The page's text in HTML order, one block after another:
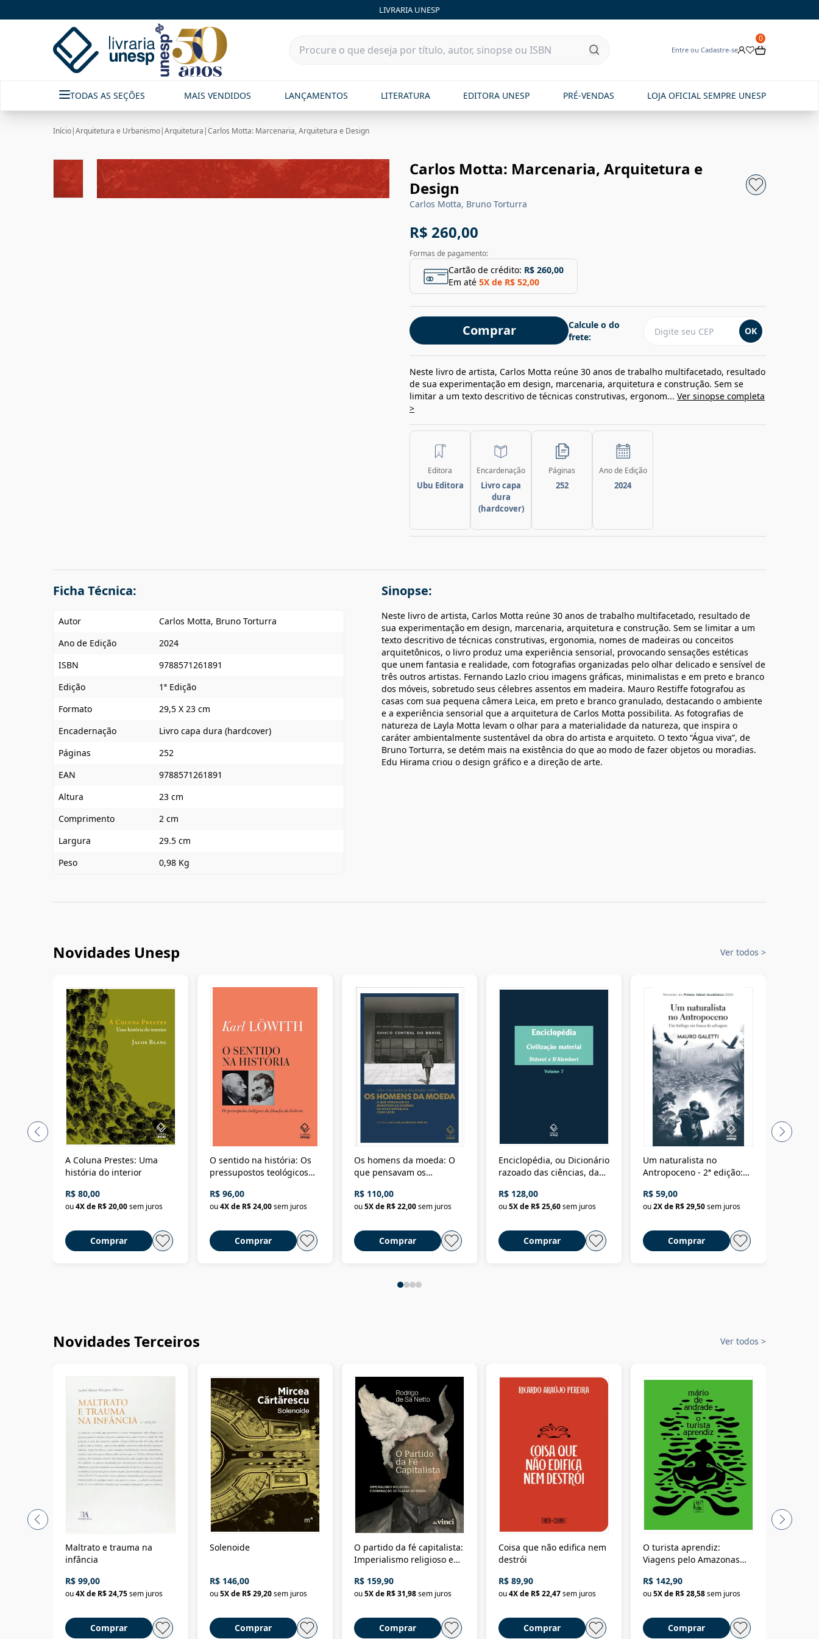
LIVRARIA UNESP
Entre ou Cadastre-se
0
TODAS AS SEÇÕES MAIS VENDIDOS LANÇAMENTOS LITERATURA EDITORA UNESP PRÉ-VENDAS LOJA OFICIAL SEMPRE UNESP
Início|Arquitetura e Urbanismo|Arquitetura |Carlos Motta: Marcenaria, Arquitetura e Design
Carlos Motta: Marcenaria, Arquitetura e
Design
Carlos Motta, Bruno Torturra
R$ 260,00
Formas de pagamento:
Cartão de crédito: R$ 260,00
Em até 5X de R$ 52,00
Comprar
Calcule o do
frete:
OK
Neste livro de artista, Carlos Motta reúne 30 anos de trabalho multifacetado, resultado
de sua experimentação em design, marcenaria, arquitetura e construção. Sem se
limitar a um texto descritivo de técnicas construtivas, ergonom... Ver sinopse completa
>
Editora
Ubu Editora
Encardenação
Livro capa
dura
(hardcover)
Páginas
252
Ano de Edição
2024
Ficha Técnica:
Autor
Carlos Motta, Bruno Torturra
Ano de Edição
2024
ISBN
9788571261891
Edição
1ª Edição
Formato
29,5 X 23 cm
Encadernação
Livro capa dura (hardcover)
Páginas
252
EAN
9788571261891
Altura
23 cm
Comprimento
2 cm
Largura
29.5 cm
Peso
0,98 Kg
Sinopse:
Neste livro de artista, Carlos Motta reúne 30 anos de trabalho multifacetado, resultado de
sua experimentação em design, marcenaria, arquitetura e construção. Sem se limitar a um
texto descritivo de técnicas construtivas, ergonomia, nomes de madeiras ou conceitos
arquitetônicos, o livro produz uma experiência sensorial, provocando sensações estéticas
que unem fantasia e realidade, com fotografias organizadas pelo olhar delicado e sensível de
três outros artistas. Fernando Lazlo criou imagens gráficas, minimalistas e em preto e branco
dos móveis, sobretudo seus célebres assentos em madeira. Mauro Restiffe fotografou as
casas com sua pequena câmera Leica, em preto e branco granulado, destacando o ambiente
e a experiência sensorial que a arquitetura de Carlos Motta possibilita. As fotografias de
natureza de Layla Motta levam o olhar para a materialidade da natureza, que inspira o
caráter ambientalmente sustentável da obra do artista e arquiteto. O texto “Água viva”, de
Bruno Torturra, se detém mais na existência do que ao modo de fazer objetos ou moradias.
Edu Hirama criou o design gráfico e a direção de arte.
Novidades Unesp Ver todos >
A Coluna Prestes: Uma
história do interior
R$ 80,00
ou4X de R$ 20,00sem juros
Comprar
O sentido na história: Os
pressupostos teológicos
R$ 96,00
ou4X de R$ 24,00sem juros
Comprar
Os homens da moeda: O
que pensavam os
Nova República (1985-
2018)
R$ 110,00
ou5X de R$ 22,00sem juros
Comprar
Enciclopédia, ou Dicionário
razoado das ciências, das
Civilização material
R$ 128,00
ou5X de R$ 25,60sem juros
Comprar
Um naturalista no
Antropoceno - 2ª edição:
selvagem
R$ 59,00
ou2X de R$ 29,50sem juros
Comprar
Novidades Terceiros Ver todos >
Maltrato e trauma na
infância
R$ 99,00
ou4X de R$ 24,75sem juros
Comprar
Solenoide
R$ 146,00
ou5X de R$ 29,20sem juros
Comprar
O partido da fé capitalista:
Imperialismo religioso e
Brasil
R$ 159,90
ou5X de R$ 31,98sem juros
Comprar
Coisa que não edifica nem
destrói
R$ 89,90
ou4X de R$ 22,47sem juros
Comprar
O turista aprendiz:
Viagens pelo Amazonas
até a Bolívia e por Marajó
até dizer chega
R$ 142,90
ou5X de R$ 28,58sem juros
Comprar